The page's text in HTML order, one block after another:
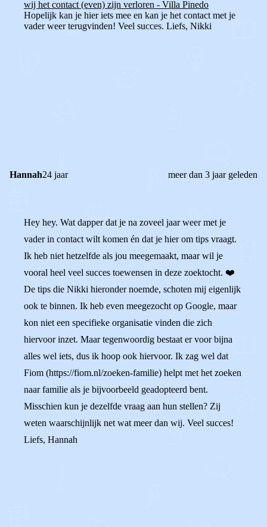
wij het contact (even) zijn verloren - Villa Pinedo
Hopelijk kan je hier iets mee en kan je het contact met je
vader weer terugvinden! Veel succes. Liefs, Nikki
Hannah24 jaar meer dan 3 jaar geleden
Hey hey. Wat dapper dat je na zoveel jaar weer met je
vader in contact wilt komen én dat je hier om tips vraagt.
Ik heb niet hetzelfde als jou meegemaakt, maar wil je
vooral heel veel succes toewensen in deze zoektocht. ❤️
De tips die Nikki hieronder noemde, schoten mij eigenlijk
ook te binnen. Ik heb even meegezocht op Google, maar
kon niet een specifieke organisatie vinden die zich
hiervoor inzet. Maar tegenwoordig bestaat er voor bijna
alles wel iets, dus ik hoop ook hiervoor. Ik zag wel dat
Fiom (https://fiom.nl/zoeken-familie) helpt met het zoeken
naar familie als je bijvoorbeeld geadopteerd bent.
Misschien kun je dezelfde vraag aan hun stellen? Zij
weten waarschijnlijk net wat meer dan wij. Veel succes!
Liefs, Hannah